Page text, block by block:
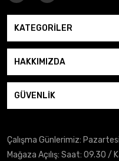
1.199,00 TL
İNCELE
0.0
KATEGORİLER
HAKKIMIZDA
GÜVENLİK
Çalışma Günlerimiz:
Mağaza Açılış: Saat: 09.30 /